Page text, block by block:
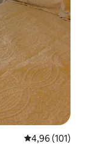
Prosječna
4,96 (101)